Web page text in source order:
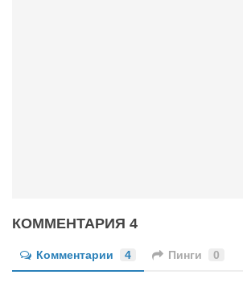
КОММЕНТАРИЯ 4
Комментарии 4 Пинги 0